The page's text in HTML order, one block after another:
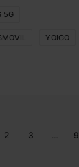
5G
YOIGO
2 3